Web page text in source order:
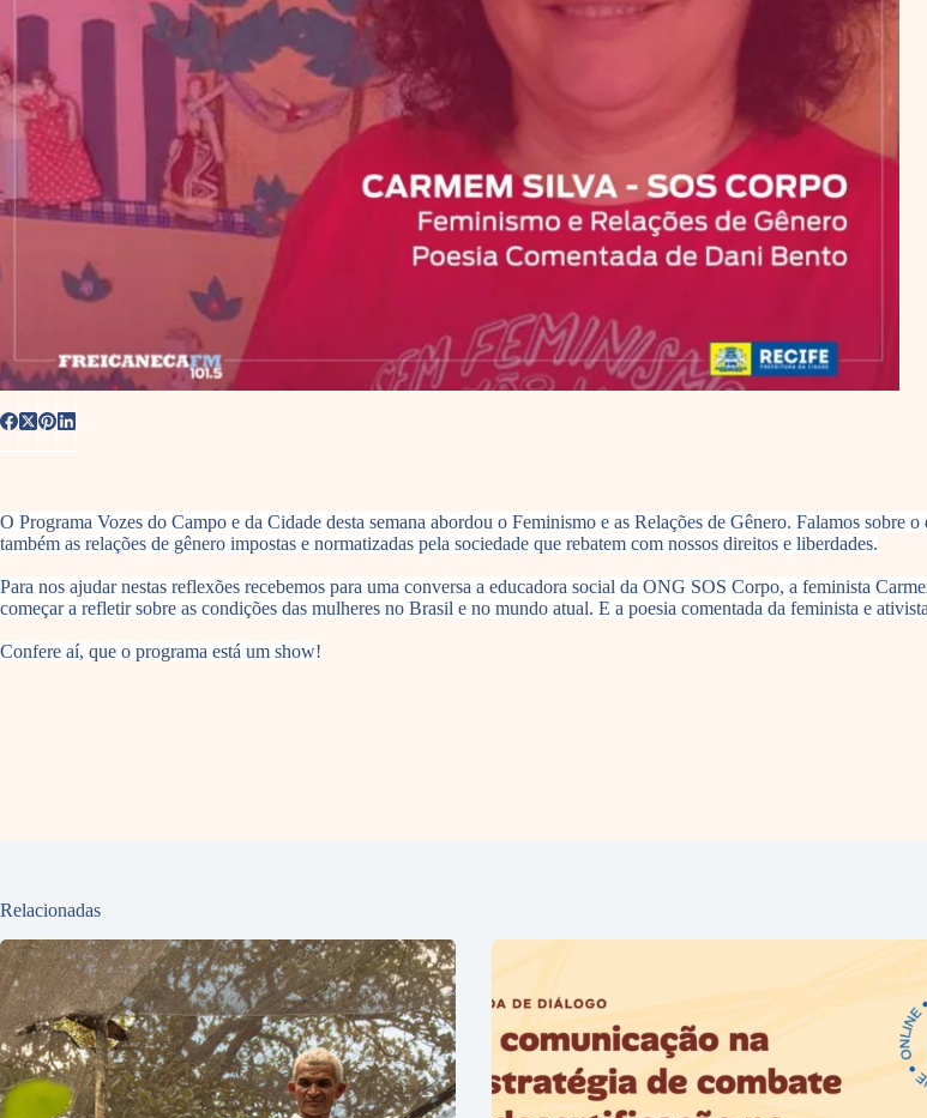
O Programa Vozes do Campo e da Cidade desta semana abordou o Feminismo e as Relações de Gênero. Falamos
também as relações de gênero impostas e normatizadas pela sociedade que rebatem com nossos direitos e liberdades.
Para nos ajudar nestas reflexões recebemos para uma conversa a educadora social da ONG SOS Corpo, a feminista
começar a refletir sobre as condições das mulheres no Brasil e no mundo atual. E a poesia comentada da feminista e
Confere aí, que o programa está um show!
Relacionadas